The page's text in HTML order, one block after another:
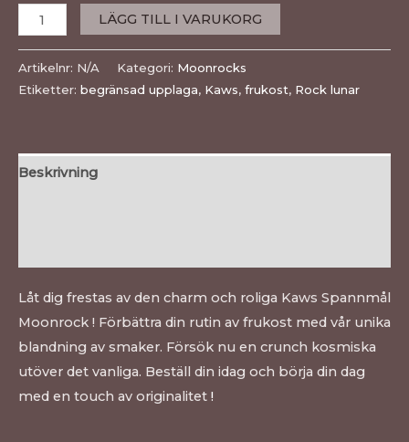
LÄGG TILL I VARUKORG
Artikelnr: N/A Kategori: Moonrocks
Etiketter: begränsad upplaga, Kaws, frukost, Rock lunar
Beskrivning
Låt dig frestas av den charm och roliga Kaws Spannmål
Moonrock ! Förbättra din rutin av frukost med vår unika
blandning av smaker. Försök nu en crunch kosmiska
utöver det vanliga. Beställ din idag och börja din dag
med en touch av originalitet !